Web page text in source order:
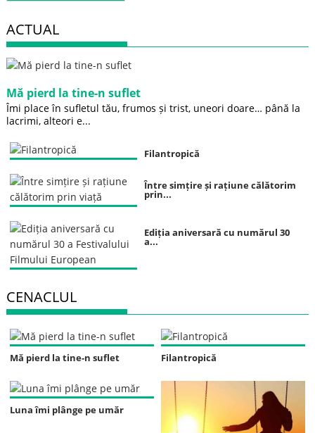
ACTUAL
Mă pierd la tine-n suflet
Îmi place în sufletul tău, frumos și trist, uneori doare… până la
lacrimi, alteori e...
Filantropică
Între simțire și rațiune călătorim
prin...
Ediția aniversară cu numărul 30
a...
CENACLUL
Mă pierd la tine-n suflet Filantropică
Luna îmi plânge pe umăr